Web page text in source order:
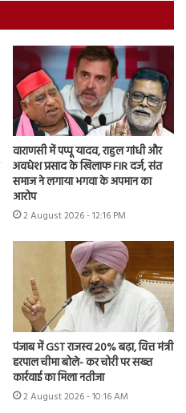
वाराणसी में पप्पू यादव, राहुल गांधी और
अवधेश प्रसाद के खिलाफ FIR दर्ज, संत
समाज ने लगाया भगवा के अपमान का
आरोप
2 August 2026 - 12:16 PM
पंजाब में GST राजस्व 20% बढ़ा, वित्त मंत्री
हरपाल चीमा बोले- कर चोरी पर सख्त
कार्रवाई का मिला नतीजा
2 August 2026 - 10:16 AM